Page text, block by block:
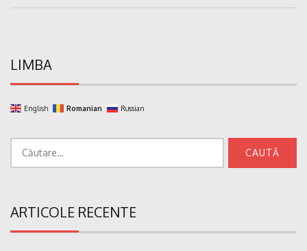
LIMBA
English Romanian Russian
ARTICOLE RECENTE